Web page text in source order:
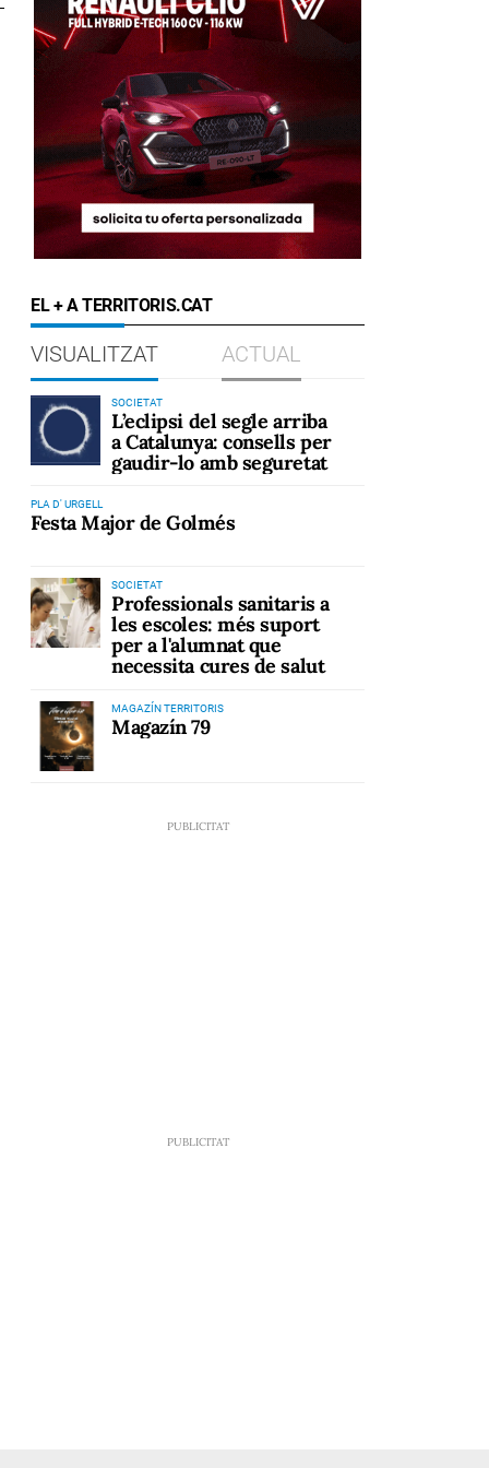
EL + A TERRITORIS.CAT
VISUALITZAT ACTUAL
SOCIETAT
L’eclipsi del segle arriba
a Catalunya: consells per
gaudir-lo amb seguretat
PLA D' URGELL
Festa Major de Golmés
SOCIETAT
Professionals sanitaris a
les escoles: més suport
per a l'alumnat que
necessita cures de salut
MAGAZÍN TERRITORIS
Magazín 79